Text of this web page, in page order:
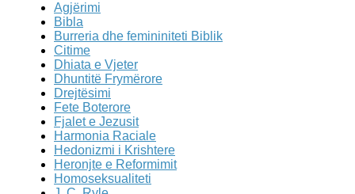
Agjërimi
Bibla
Burreria dhe femininiteti Biblik
Citime
Dhiata e Vjeter
Dhuntitë Frymërore
Drejtësimi
Fete Boterore
Fjalet e Jezusit
Harmonia Raciale
Hedonizmi i Krishtere
Heronjte e Reformimit
Homoseksualiteti